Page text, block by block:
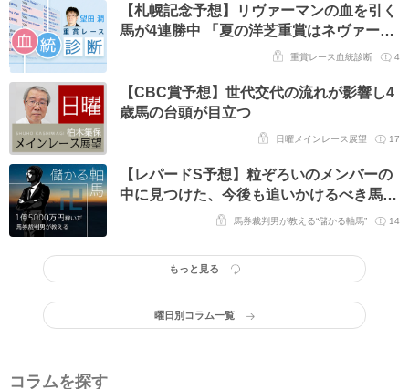
【札幌記念予想】リヴァーマンの血を引く
馬が4連勝中 「夏の洋芝重賞はネヴァーベ
重賞レース血統診断 4
【CBC賞予想】世代交代の流れが影響し4
歳馬の台頭が目立つ
日曜メインレース展望 17
【レパードS予想】粒ぞろいのメンバーの
中に見つけた、今後も追いかけるべき馬/
馬券裁判男が教える“儲かる軸馬” 14
もっと見る
曜日別コラム一覧
コラムを探す